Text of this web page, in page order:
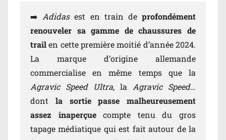
➡️Adidasest en train deprofondément
renouveler sa gamme de chaussures de
trailen cette première moitié d’année 2024.
La marque d’origine allemande
commercialise en même temps que la
Agravic Speed Ultra, la Agravic Speed…
dont la sortie passe malheureusement
assez inaperçuecompte tenu du gros
tapage médiatique qui est fait autour de la